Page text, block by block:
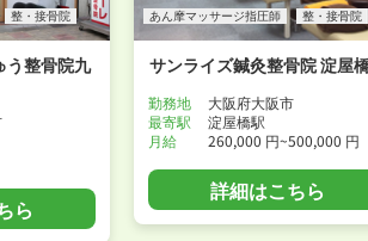
整・接骨院
う整骨院九
ら
あん摩マッサージ指圧師 整・接骨院
サンライズ鍼灸整骨院 淀屋
勤務地
大阪府大阪市
最寄駅
淀屋橋駅
月給
260,000 円~500,000 円
詳細はこちら